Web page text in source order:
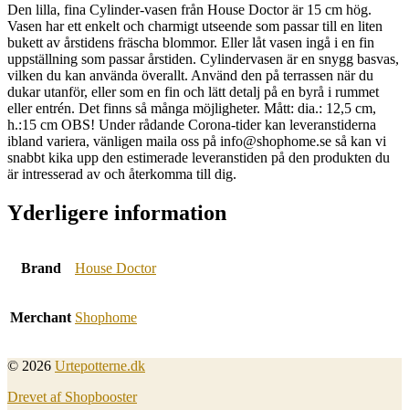
Den lilla, fina Cylinder-vasen från House Doctor är 15 cm hög.
Vasen har ett enkelt och charmigt utseende som passar till en liten
bukett av årstidens fräscha blommor. Eller låt vasen ingå i en fin
uppställning som passar årstiden. Cylindervasen är en snygg basvas,
vilken du kan använda överallt. Använd den på terrassen när du
dukar utanför, eller som en fin och lätt detalj på en byrå i rummet
eller entrén. Det finns så många möjligheter. Mått: dia.: 12,5 cm,
h.:15 cm OBS! Under rådande Corona-tider kan leveranstiderna
ibland variera, vänligen maila oss på info@shophome.se så kan vi
snabbt kika upp den estimerade leveranstiden på den produkten du
är intresserad av och återkomma till dig.
Yderligere information
Brand House Doctor
Merchant Shophome
© 2026 Urtepotterne.dk
Drevet af Shopbooster